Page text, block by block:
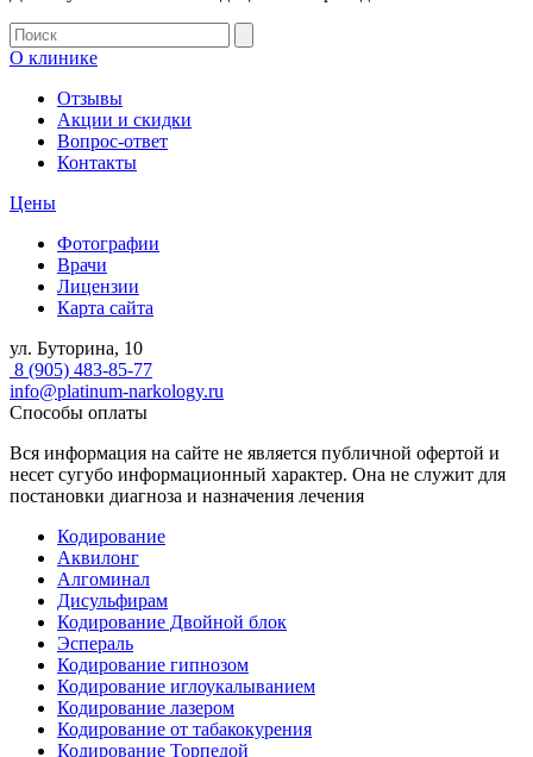
О клинике
Отзывы
Акции и скидки
Вопрос-ответ
Контакты
Цены
Фотографии
Врачи
Лицензии
Карта сайта
ул. Буторина, 10
8 (905) 483-85-77
info@platinum-narkology.ru
Способы оплаты
Вся информация на сайте не является публичной офертой и
несет сугубо информационный характер. Она не служит для
постановки диагноза и назначения лечения
Кодирование
Аквилонг
Алгоминал
Дисульфирам
Кодирование Двойной блок
Эспераль
Кодирование гипнозом
Кодирование иглоукалыванием
Кодирование лазером
Кодирование от табакокурения
Кодирование Торпедой